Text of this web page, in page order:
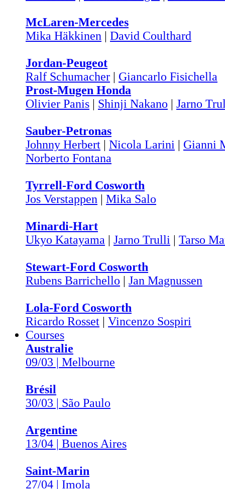
McLaren-Mercedes
Mika Häkkinen | David Coulthard
Jordan-Peugeot
Ralf Schumacher | Giancarlo Fisichella
Prost-Mugen Honda
Olivier Panis | Shinji Nakano | Jarno
Sauber-Petronas
Johnny Herbert | Nicola Larini | Gianni
Norberto Fontana
Tyrrell-Ford Cosworth
Jos Verstappen | Mika Salo
Minardi-Hart
Ukyo Katayama | Jarno Trulli | Tarso
Stewart-Ford Cosworth
Rubens Barrichello | Jan Magnussen
Lola-Ford Cosworth
Ricardo Rosset | Vincenzo Sospiri
Courses
Australie
09/03 | Melbourne
Brésil
30/03 | São Paulo
Argentine
13/04 | Buenos Aires
Saint-Marin
27/04 | Imola